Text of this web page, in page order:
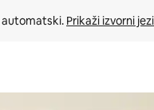
automatski. Prikaži izvorni